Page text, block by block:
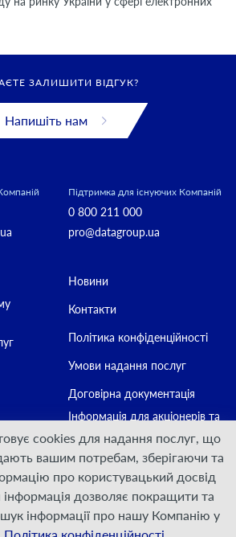
ЗАЛИШИТИ ВІДГУК?
Напишіть нам
Підтримка для існуючих Компаній
0 800 211 000
pro@datagroup.ua
Новини
Контакти
Політика конфіденційності
Умови надання послуг
Договірна документація
Інформація для акціонерів та
стейкхолдерів
— 2026
cookies для надання послуг, що
вашим потребам, зберігаючи та
про користувацький досвід
дозволяє покращити та
інформації про нашу Компанію у